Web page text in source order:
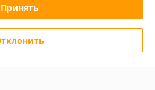
корпус 8, павильон 24172046
Принять